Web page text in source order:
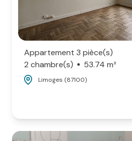
Appartement 3 pièce(s)
2 chambre(s)
53.74 m²
Limoges (87100)